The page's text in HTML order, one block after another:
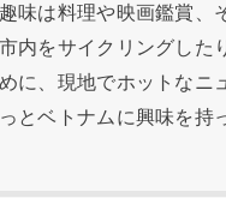
味は料理や映画鑑賞、
内をサイクリングした
に、現地でホットなニ
とベトナムに興味を持